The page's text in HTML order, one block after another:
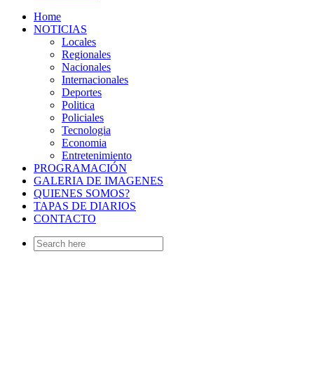
Home
NOTICIAS
Locales
Regionales
Nacionales
Internacionales
Deportes
Politica
Policiales
Tecnologia
Economia
Entretenimiento
PROGRAMACIÓN
GALERIA DE IMAGENES
QUIENES SOMOS?
TAPAS DE DIARIOS
CONTACTO
Search
for: